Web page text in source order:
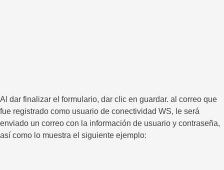
Al dar finalizar el formulario, dar clic en guardar. al correo que
fue registrado como usuario de conectividad WS, le será
enviado un correo con la información de usuario y contraseña,
así como lo muestra el siguiente ejemplo: